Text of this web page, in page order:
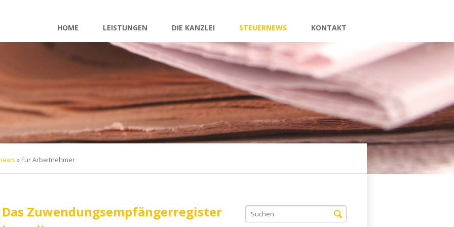
HOME
LEISTUNGEN DIE KANZLEI STEUERNEWS
KONTAKT
» Für Arbeitnehmer
Das Zuwendungsempfängerregister